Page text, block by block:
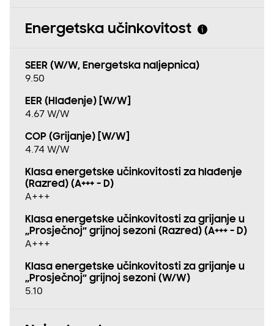
Energetska učinkovitost
SEER (W/W, Energetska naljepnica)
9.50
EER (Hlađenje) [W/W]
4.67 W/W
COP (Grijanje) [W/W]
4.74 W/W
Klasa energetske učinkovitosti za hlađenje
(Razred) (A+++ - D)
A+++
Klasa energetske učinkovitosti za grijanje u
„Prosječnoj” grijnoj sezoni (Razred) (A+++ - D)
A+++
Klasa energetske učinkovitosti za grijanje u
„Prosječnoj” grijnoj sezoni (W/W)
5.10